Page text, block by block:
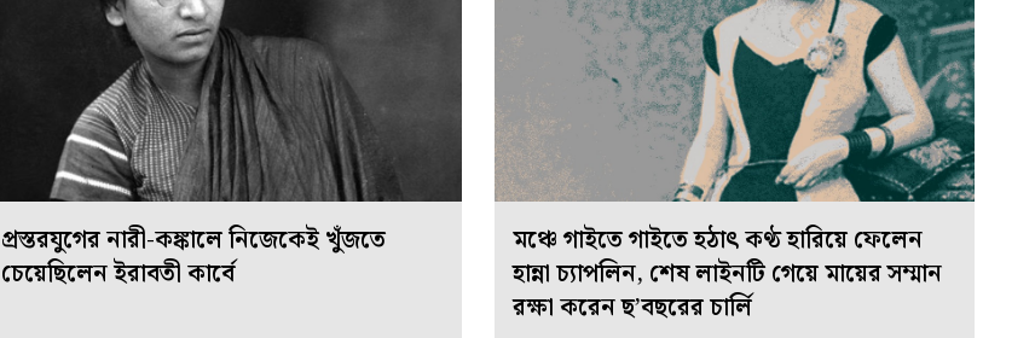
প্রস্তরযুগের নারী-কঙ্কালে নিজেকেই খুঁজতে
চেয়েছিলেন ইরাবতী কার্বে
মঞ্চে গাইতে গাইতে হঠাৎ কণ্ঠ হারিয়ে ফেলেন
হান্না চ্যাপলিন, শেষ লাইনটি গেয়ে মায়ের সম্মান
রক্ষা করেন ছ’বছরের চার্লি